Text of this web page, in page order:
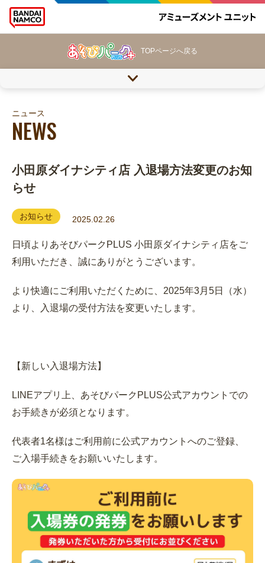
TOPページへ戻る
ニュース
NEWS
小田原ダイナシティ店 入退場方法変更のお知
らせ
お知らせ 2025.02.26
日頃よりあそびパークPLUS 小田原ダイナシティ店をご
利用いただき、誠にありがとうございます。
より快適にご利用いただくために、2025年3月5日（水）
より、入退場の受付方法を変更いたします。
【新しい入退場方法】
LINEアプリ上、あそびパークPLUS公式アカウントでの
お手続きが必須となります。
代表者1名様はご利用前に公式アカウントへのご登録、
ご入場手続きをお願いいたします。